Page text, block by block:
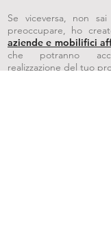
Se viceversa, non
preoccupare, ho
aziende e mobilifici
che potranno
realizzazione del tuo